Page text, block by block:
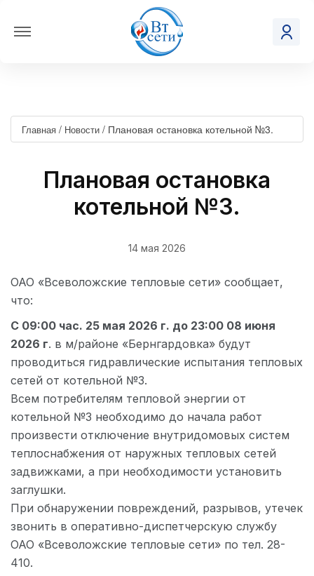
Главная / Новости / Плановая остановка котельной №3.
Плановая остановка
котельной №3.
14 мая 2026
ОАО «Всеволожские тепловые сети» сообщает,
что:
C 09:00 час. 25 мая 2026 г. до 23:00 08 июня
2026 г. в м/районе «Бернгардовка» будут
проводиться гидравлические испытания тепловых
сетей от котельной №3.
Всем потребителям тепловой энергии от
котельной №3 необходимо до начала работ
произвести отключение внутридомовых систем
теплоснабжения от наружных тепловых сетей
задвижками, а при необходимости установить
заглушки.
При обнаружении повреждений, разрывов, утечек
звонить в оперативно-диспетчерскую службу
ОАО «Всеволожские тепловые сети» по тел. 28-
410.